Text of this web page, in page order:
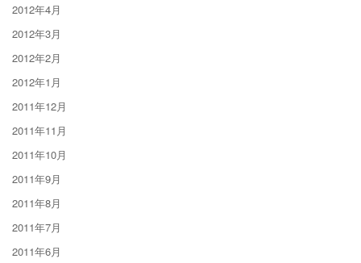
2012年4月
2012年3月
2012年2月
2012年1月
2011年12月
2011年11月
2011年10月
2011年9月
2011年8月
2011年7月
2011年6月